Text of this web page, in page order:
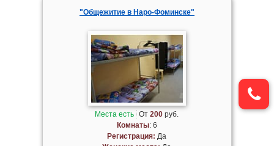
"Общежитие в Наро-Фоминске"
Места есть От200 руб.
Комнаты: 6
Регистрация: Да